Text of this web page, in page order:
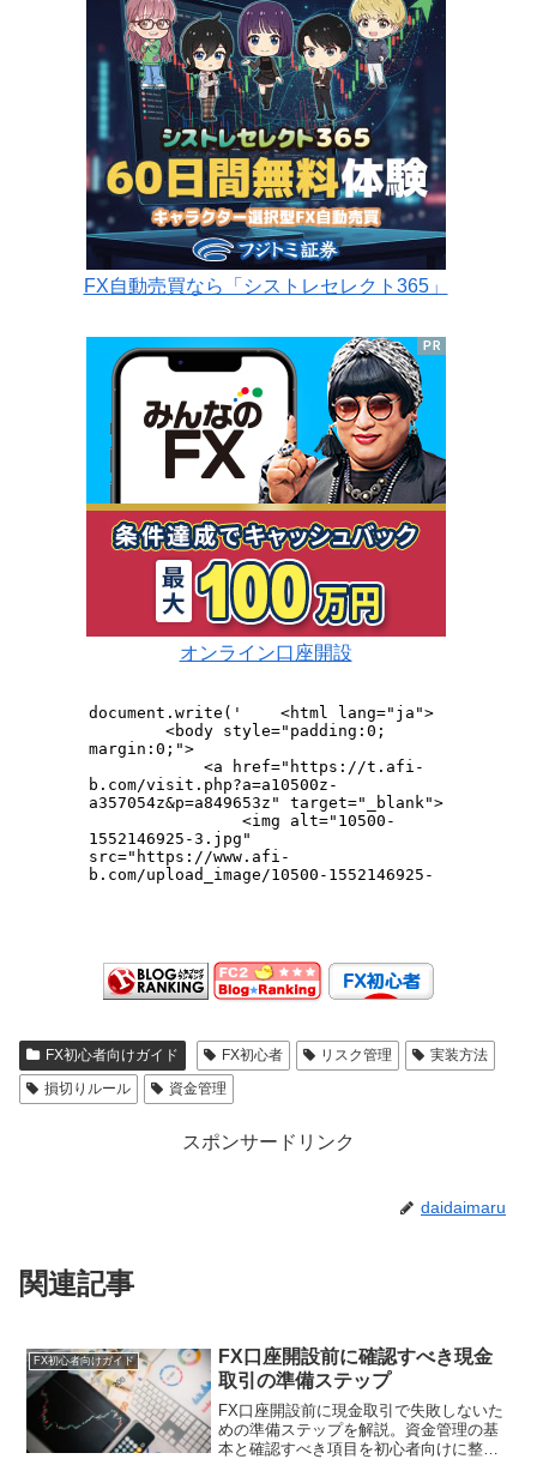
FX自動売買なら「シストレセレクト365」
オンライン口座開設
FX初心者向けガイド FX初心者 リスク管理
実装方法
損切りルール
資金管理
スポンサードリンク
daidaimaru
関連記事
FX初心者向けガイド
FX口座開設前に確認すべき現金
取引の準備ステップ
FX口座開設前に現金取引で失敗しないた
めの準備ステップを解説。資金管理の基
本と確認すべき項目を初心者向けに整理